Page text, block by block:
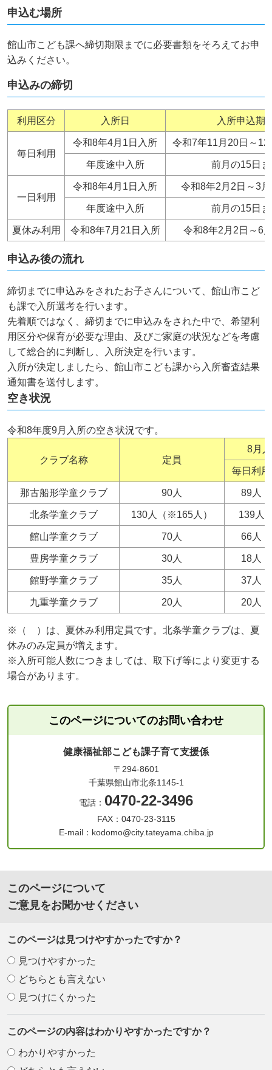
申込む場所
館山市こども課へ締切期限までに必要書類をそろえてお申
込みください。
申込みの締切
利用区分 入所日 入所申込期
毎日利用
令和8年4月1日入所 令和7年11月20日～12
年度途中入所 前月の15日
一日利用
令和8年4月1日入所 令和8年2月2日～3
年度途中入所 前月の15日
夏休み利用 令和8年7月21日入所 令和8年2月2日～6
申込み後の流れ
締切までに申込みをされたお子さんについて、館山市こど
も課で入所選考を行います。
先着順ではなく、締切までに申込みをされた中で、希望利
用区分や保育が必要な理由、及びご家庭の状況などを考慮
して総合的に判断し、入所決定を行います。
入所が決定しましたら、館山市こども課から入所審査結果
通知書を送付します。
空き状況
令和8年度9月入所の空き状況です。
クラブ名称 定員
8月
毎日利用
那古船形学童クラブ 90人 89人
北条学童クラブ 130人（※165人） 139人
館山学童クラブ 70人 66人
豊房学童クラブ 30人 18人
館野学童クラブ 35人 37人
九重学童クラブ 20人 20人
※（ ）は、夏休み利用定員です。北条学童クラブは、夏
休みのみ定員が増えます。
※入所可能人数につきましては、取下げ等により変更する
場合があります。
このページについてのお問い合わせ
健康福祉部こども課子育て支援係
〒294-8601
千葉県館山市北条1145-1
電話： 0470-22-3496
FAX：0470-23-3115
E-mail：kodomo@city.tateyama.chiba.jp
このページについて
ご意見をお聞かせください
このページは見つけやすかったですか？
見つけやすかった
どちらとも言えない
見つけにくかった
このページの内容はわかりやすかったですか？
わかりやすかった